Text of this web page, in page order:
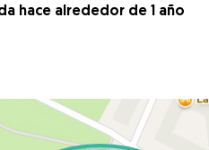
hace alrededor de 1 año